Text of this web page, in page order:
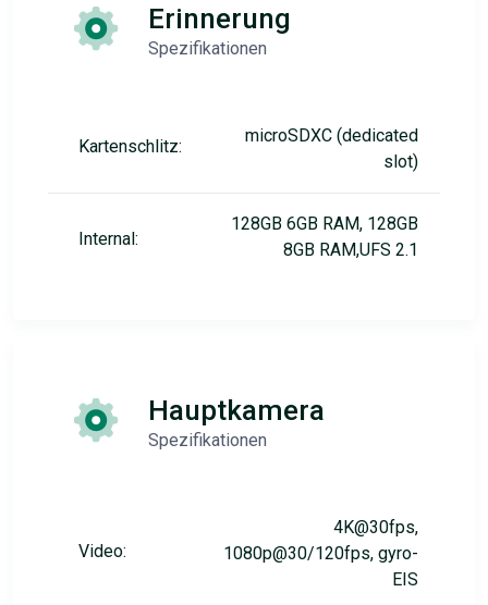
Erinnerung
Spezifikationen
Kartenschlitz:
microSDXC (dedicated
slot)
Internal:
128GB 6GB RAM, 128GB
8GB RAM,UFS 2.1
Hauptkamera
Spezifikationen
Video:
4K@30fps,
1080p@30/120fps, gyro-
EIS